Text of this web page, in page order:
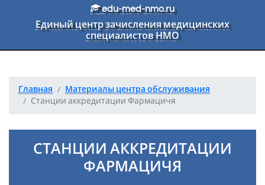
Перейти к основному текстуedu-med-nmo.ru
Единый центр зачисления медицинских
специалистов НМО
Главная
Материалы центра обслуживания
Станции аккредитации Фармацичя
СТАНЦИИ АККРЕДИТАЦИИ
ФАРМАЦИЧЯ